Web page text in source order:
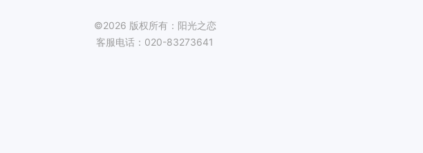
©2026 版权所有：阳光之恋
客服电话：020-83273641